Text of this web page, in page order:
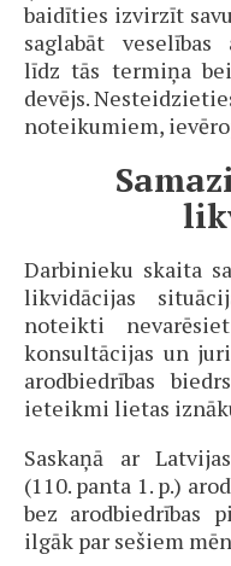
baidīties izvirzīt
saglabāt veselības
līdz tās termiņa
devējs.
noteikumiem,
Darbinieku skaita
likvidācijas
noteikti
konsultācijas un
arodbiedrības
ieteikmi lietas
Saskaņā ar
(110. panta 1. p.)
bez arodbiedrības
ilgāk par sešiem